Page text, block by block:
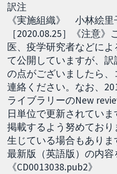
訳注
《実施組織》 小林絵
［2020.08.25］《注意
医、疫学研究者などに
て公開していますが、
の点がございましたら
連絡ください。なお、
ライブラリーのNew
日単位で更新されてい
掲載するよう努めてお
生じている場合もありま
最新版（英語版）の内
《CD0013038.pub2》